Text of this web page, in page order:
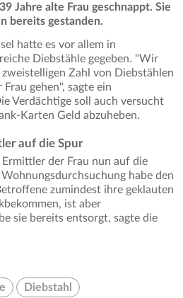
Jahre alte Frau geschnappt. Sie
bereits gestanden.
hatte es vor allem in
Diebstähle gegeben. "Wir
Zahl von Diebstählen
gehen", sagte ein
Verdächtige soll auch versucht
Karten Geld abzuheben.
auf die Spur
der Frau nun auf die
habe den
zumindest ihre geklauten
ist aber
sie bereits entsorgt, sagte die
Diebstahl